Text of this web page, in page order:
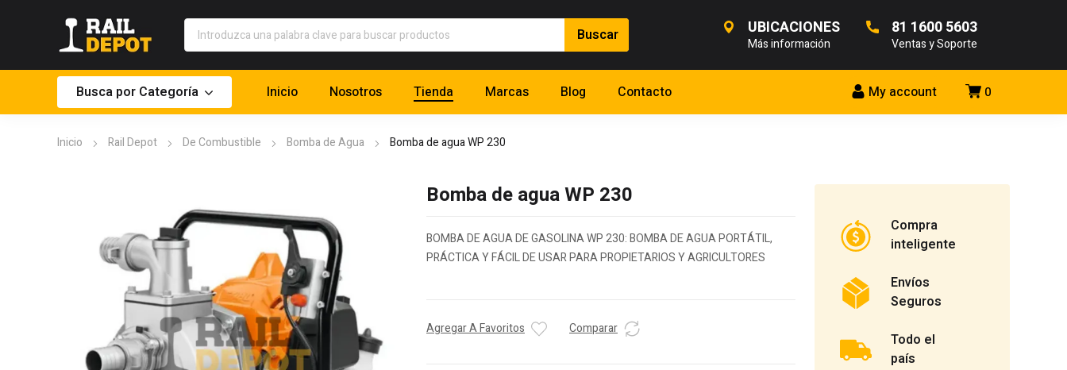
UBICACIONES
Más información
81 1600 5603
Ventas y Soporte
0
My account
Busca por Categoría Inicio Nosotros Tienda Marcas Blog Contacto
Inicio Rail Depot De Combustible Bomba de Agua Bomba de agua WP 230
Bomba de agua WP 230
BOMBA DE AGUA DE GASOLINA WP 230: BOMBA DE AGUA PORTÁTIL,
PRÁCTICA Y FÁCIL DE USAR PARA PROPIETARIOS Y AGRICULTORES
Agregar A Favoritos Comparar
Compra
inteligente
Envíos
Seguros
Todo el
país